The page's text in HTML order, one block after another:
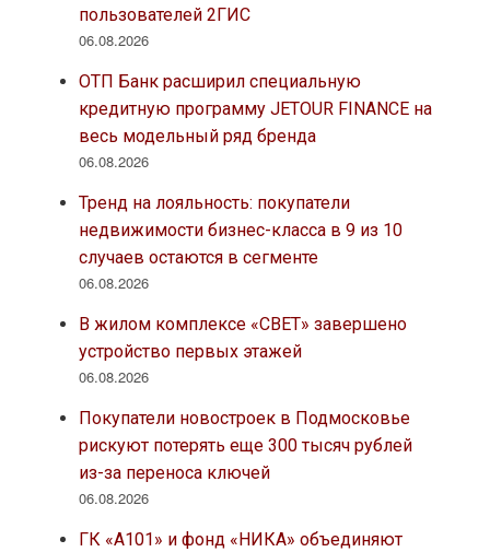
пользователей 2ГИС
06.08.2026
ОТП Банк расширил специальную
кредитную программу JETOUR FINANCE на
весь модельный ряд бренда
06.08.2026
Тренд на лояльность: покупатели
недвижимости бизнес-класса в 9 из 10
случаев остаются в сегменте
06.08.2026
В жилом комплексе «СВЕТ» завершено
устройство первых этажей
06.08.2026
Покупатели новостроек в Подмосковье
рискуют потерять еще 300 тысяч рублей
из-за переноса ключей
06.08.2026
ГК «А101» и фонд «НИКА» объединяют